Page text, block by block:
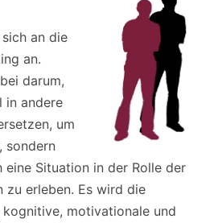
an die
an.
darum,
in andere
um
sondern
Situation in der Rolle der
zu erleben. Es wird die
motivationale und